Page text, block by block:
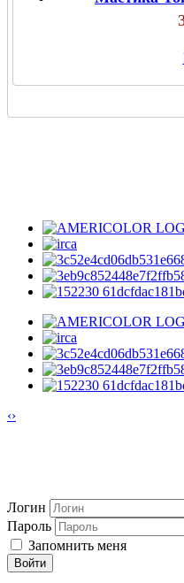
‹›
Логин
Пароль
Запомнить меня
Войти